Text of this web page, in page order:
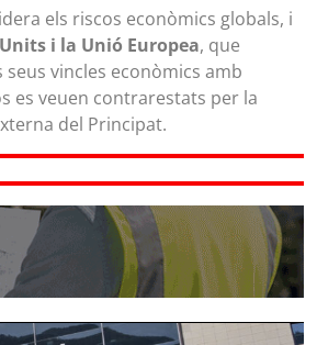
els riscos econòmics globals, i
i la Unió Europea, que
vincles econòmics amb
es veuen contrarestats per la
del Principat.